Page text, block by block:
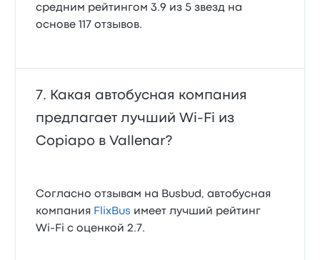
средним рейтингом 3.9 из 5 звезд на
основе 117 отзывов.
Какая автобусная компания
предлагает лучший Wi‑Fi из
Copiapo в Vallenar?
Согласно отзывам на Busbud, автобусная
компания FlixBus имеет лучший рейтинг
Wi‑Fi с оценкой 2.7.